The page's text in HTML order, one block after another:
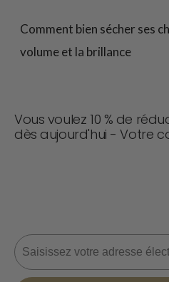
Comment bien sécher ses
volume et la brillance
Vous voulez 10 % de
dès aujourd'hui - Votre
Courriel